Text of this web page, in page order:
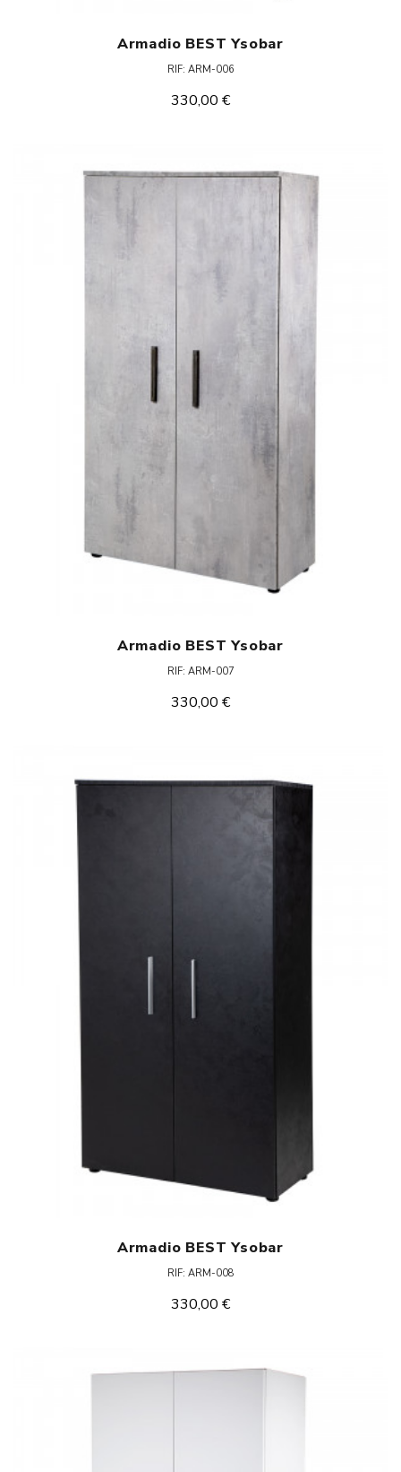
Armadio BEST Ysobar
RIF: ARM-006
330,00 €
Armadio BEST Ysobar
RIF: ARM-007
330,00 €
Armadio BEST Ysobar
RIF: ARM-008
330,00 €